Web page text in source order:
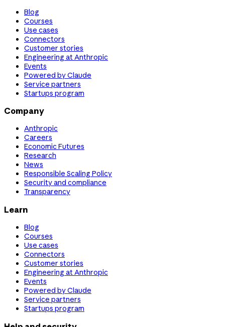
Blog
Courses
Use cases
Connectors
Customer stories
Engineering at Anthropic
Events
Powered by Claude
Service partners
Startups program
Company
Anthropic
Careers
Economic Futures
Research
News
Responsible Scaling Policy
Security and compliance
Transparency
Learn
Blog
Courses
Use cases
Connectors
Customer stories
Engineering at Anthropic
Events
Powered by Claude
Service partners
Startups program